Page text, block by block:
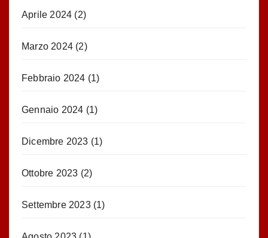
Aprile 2024 (2)
Marzo 2024 (2)
Febbraio 2024 (1)
Gennaio 2024 (1)
Dicembre 2023 (1)
Ottobre 2023 (2)
Settembre 2023(1)